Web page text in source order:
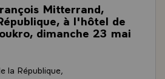
Mitterrand,
à l'hôtel de
dimanche 23 mai
la République,